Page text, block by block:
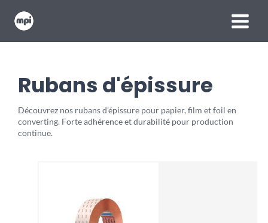
contenu
MAIN
MENU
Rubans d'épissure
Découvrez nos rubans d’épissure pour papier, film et foil en
converting. Forte adhérence et durabilité pour production
continue.